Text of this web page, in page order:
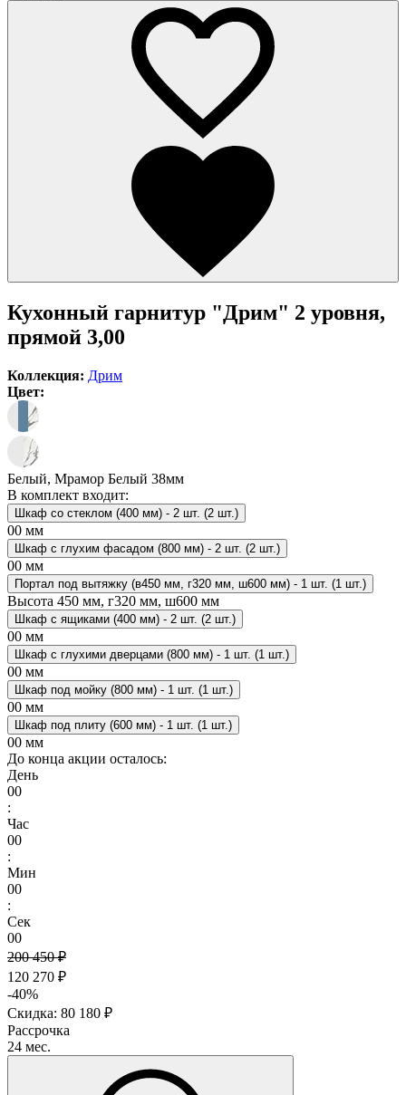
Кухонный гарнитур "Дрим" 2 уровня,
прямой 3,00
Коллекция: Дрим
Цвет:
Белый, Мрамор Белый 38мм
В комплект входит:
Шкаф со стеклом (400 мм) - 2 шт. (2 шт.)
00 мм
Шкаф с глухим фасадом (800 мм) - 2 шт. (2 шт.)
00 мм
Портал под вытяжку (в450 мм, г320 мм, ш600 мм) - 1 шт. (1 шт.)
Высота 450 мм, г320 мм, ш600 мм
Шкаф с ящиками (400 мм) - 2 шт. (2 шт.)
00 мм
Шкаф с глухими дверцами (800 мм) - 1 шт. (1 шт.)
00 мм
Шкаф под мойку (800 мм) - 1 шт. (1 шт.)
00 мм
Шкаф под плиту (600 мм) - 1 шт. (1 шт.)
00 мм
До конца акции осталось:
День
00
:
Час
00
:
Мин
00
:
Сек
00
200 450 ₽
120 270 ₽
-40%
Скидка: 80 180 ₽
Рассрочка
24 мес.